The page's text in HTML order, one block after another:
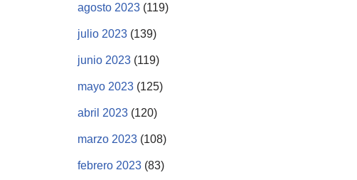
agosto 2023 (119)
julio 2023 (139)
junio 2023 (119)
mayo 2023 (125)
abril 2023 (120)
marzo 2023 (108)
febrero 2023 (83)